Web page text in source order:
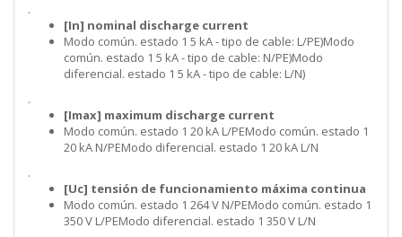
.
[In] nominal discharge current
Modo común. estado 1 5 kA - tipo de cable: L/PE)Modo
común. estado 1 5 kA - tipo de cable: N/PE)Modo
diferencial. estado 1 5 kA - tipo de cable: L/N)
.
[Imax] maximum discharge current
Modo común. estado 1 20 kA L/PEModo común. estado 1
20 kA N/PEModo diferencial. estado 1 20 kA L/N
.
[Uc] tensión de funcionamiento máxima continua
Modo común. estado 1 264 V N/PEModo común. estado 1
350 V L/PEModo diferencial. estado 1 350 V L/N